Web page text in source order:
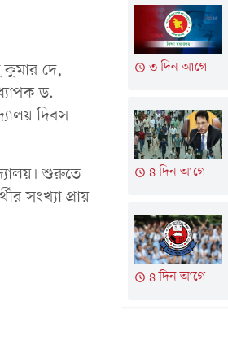
কুমার দে,
ড.
দিবস
শুরুতে
সংখ্যা প্রায়
৩ দিন আগে
৪ দিন আগে
৪ দিন আগে